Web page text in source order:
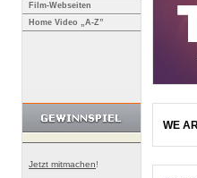
Film-Webseiten
Home Video „A-Z”
Jetzt mitmachen!
WE